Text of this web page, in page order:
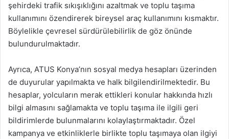
şehirdeki trafik sıkışıklığını azaltmak ve toplu taşıma
kullanımını özendirerek bireysel araç kullanımını kısmaktır.
Böylelikle çevresel sürdürülebilirlik de göz önünde
bulundurulmaktadır.
Ayrıca, ATUS Konya’nın sosyal medya hesapları üzerinden
de duyurular yapılmakta ve halk bilgilendirilmektedir. Bu
hesaplar, yolcuların merak ettikleri konular hakkında hızlı
bilgi almasını sağlamakta ve toplu taşıma ile ilgili geri
bildirimlerde bulunmalarını kolaylaştırmaktadır. Özel
kampanya ve etkinliklerle birlikte toplu taşımaya olan ilgiyi